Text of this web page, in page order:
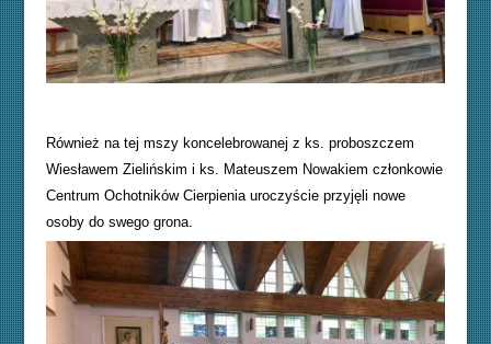
Również na tej mszy koncelebrowanej z ks. proboszczem
Wiesławem Zielińskim i ks. Mateuszem Nowakiem członkowie
Centrum Ochotników Cierpienia uroczyście przyjęli nowe
osoby do swego grona.